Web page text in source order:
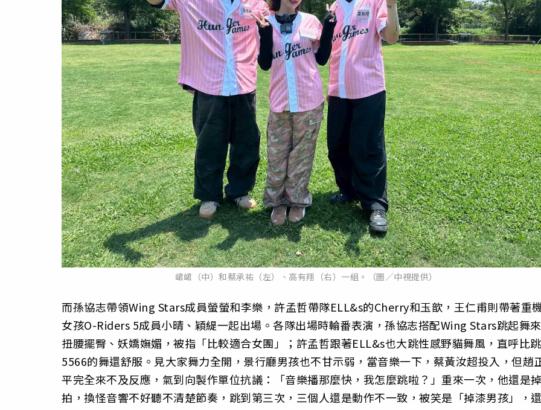
峮峮（中）和蔡承祐（左）、高有翔（右）一組。（圖／中視提供）
而孫協志帶領Wing Stars成員螢螢和李樂，許孟哲帶隊ELL&s的Cherry和玉歆，王仁甫則帶著重
女孩O-Riders 5成員小晴、穎緹一起出場。各隊出場時輪番表演，孫協志搭配Wing Stars跳起舞來
扭腰擺臀、妖嬌嫵媚，被指「比較適合女團」；許孟哲跟著ELL&s也大跳性感野貓舞風，直呼比跳
5566的舞還舒服。見大家舞力全開，景行廳男孩也不甘示弱，當音樂一下，蔡黃汝超投入，但趙
平完全來不及反應，氣到向製作單位抗議：「音樂播那麼快，我怎麼跳啦？」重來一次，他還是
拍，換怪音響不好聽不清楚節奏，跳到第三次，三個人還是動作不一致，被笑是「掉漆男孩」，